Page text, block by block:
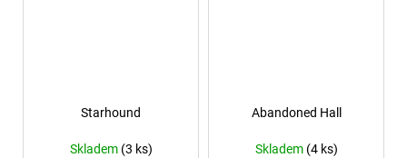
Starhound
Skladem (3 ks)
Abandoned Hall
Skladem (4 ks)